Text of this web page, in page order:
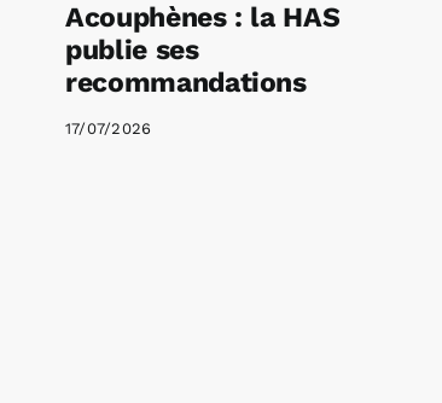
Acouphènes : la HAS
publie ses
recommandations
17/07/2026